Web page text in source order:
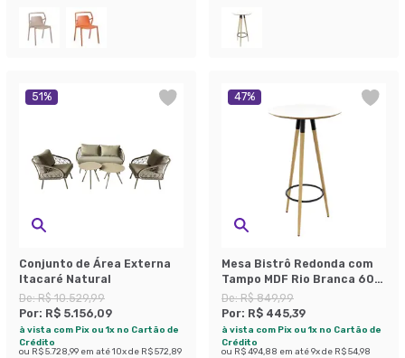
51%
Conjunto de Área Externa
Itacaré Natural
De:R$ 10.529,99
Por: R$ 5.156,09
à vista com Pix ou 1x no Cartão de
Crédito
ou R$ 5.728,99 em até10x de R$ 572,89
47%
Mesa Bistrô Redonda com
Tampo MDF Rio Branca 60
cm
De:R$ 849,99
Por: R$ 445,39
à vista com Pix ou 1x no Cartão de
Crédito
ou R$ 494,88 em até9x de R$ 54,98